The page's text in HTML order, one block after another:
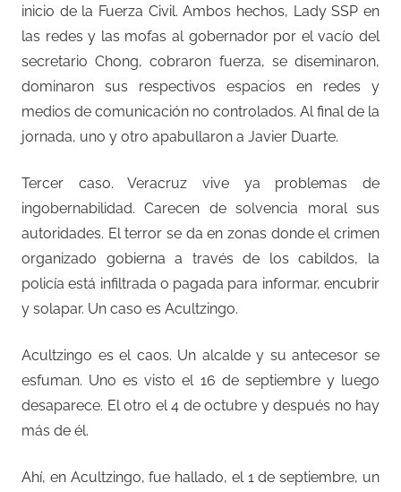
inicio de la Fuerza Civil. Ambos hechos, Lady SSP en
las redes y las mofas al gobernador por el vacío del
secretario Chong, cobraron fuerza, se diseminaron,
dominaron sus respectivos espacios en redes y
medios de comunicación no controlados. Al final de la
jornada, uno y otro apabullaron a Javier Duarte.
Tercer caso. Veracruz vive ya problemas de
ingobernabilidad. Carecen de solvencia moral sus
autoridades. El terror se da en zonas donde el crimen
organizado gobierna a través de los cabildos, la
policía está infiltrada o pagada para informar, encubrir
y solapar. Un caso es Acultzingo.
Acultzingo es el caos. Un alcalde y su antecesor se
esfuman. Uno es visto el 16 de septiembre y luego
desaparece. El otro el 4 de octubre y después no hay
más de él.
Ahí, en Acultzingo, fue hallado, el 1 de septiembre, un